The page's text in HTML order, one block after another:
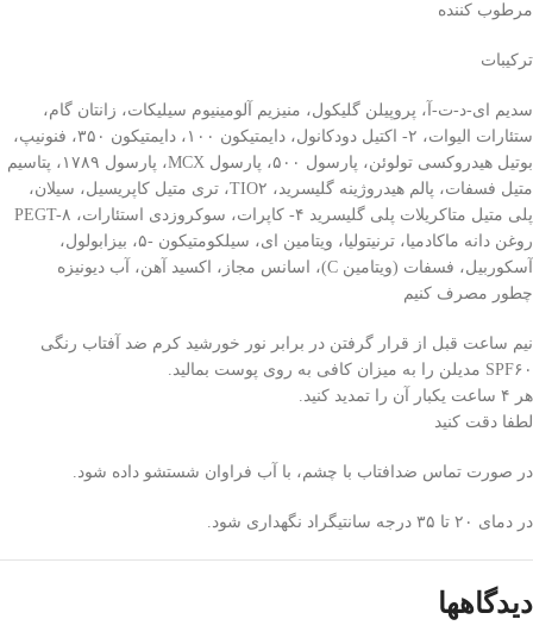
مرطوب کننده
ترکیبات
سدیم ای-د-ت-آ، پروپیلن گلیکول، منیزیم آلومینیوم سیلیکات، زانتان گام،
ستئارات الیوات، ۲- اکتیل دودکانول، دایمتیکون ۱۰۰، دایمتیکون ۳۵۰، فنونیپ،
بوتیل هیدروکسی تولوئن، پارسول ۵۰۰، پارسول MCX، پارسول ۱۷۸۹، پتاسیم
متیل فسفات، پالم هیدروژینه گلیسرید، TIO۲، تری متیل کاپریسیل، سیلان،
پلی متیل متاکریلات پلی گلیسرید ۴- کاپرات، سوکروزدی استئارات، PEGT-۸
روغن دانه ماکادمیا، ترنیتولیا، ویتامین ای، سیلکومتیکون -۵، بیزابولول،
آسکوربیل، فسفات (ویتامین C)، اسانس مجاز، اکسید آهن، آب دیونیزه
چطور مصرف کنیم
نیم ساعت قبل از قرار گرفتن در برابر نور خورشید کرم ضد آفتاب رنگی
SPF۶۰ مدیلن را به ميزان کافی به روی پوست بماليد.
هر ۴ ساعت یکبار آن را تمدید کنید.
لطفا دقت کنید
در صورت تماس ضدافتاب با چشم، با آب فراوان شستشو داده شود.
در دمای ۲۰ تا ۳۵ درجه سانتیگراد نگهداری شود.
دیدگاهها